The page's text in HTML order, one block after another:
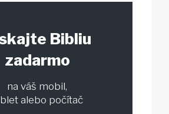
Bibliu
zadarmo
na váš mobil,
alebo počítač